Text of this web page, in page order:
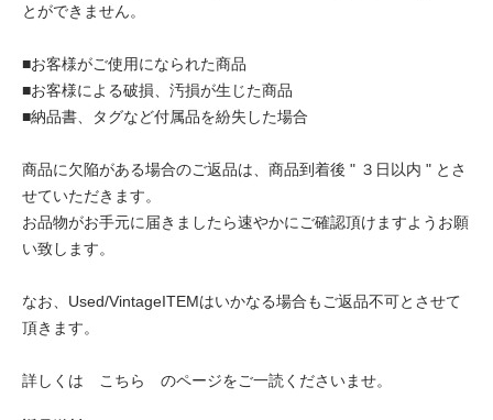
とができません。
■お客様がご使用になられた商品
■お客様による破損、汚損が生じた商品
■納品書、タグなど付属品を紛失した場合
商品に欠陥がある場合のご返品は、商品到着後 " ３日以内 " とさ
せていただきます。
お品物がお手元に届きましたら速やかにご確認頂けますようお願
い致します。
なお、Used/VintageITEMはいかなる場合もご返品不可とさせて
頂きます。
詳しくは こちら のページをご一読くださいませ。